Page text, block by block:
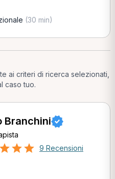
(30 min)
ai criteri di ricerca selezionati,
caso tuo.
Branchini
9 Recensioni